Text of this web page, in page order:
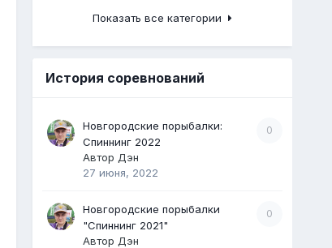
Показать все категории
История соревнований
0
Новгородские порыбалки:
Спиннинг 2022
Автор Дэн
27 июня, 2022
0
Новгородские порыбалки
"Спиннинг 2021"
Автор Дэн